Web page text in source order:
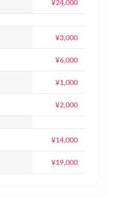
¥24,000
¥3,000
¥6,000
¥1,000
¥2,000
¥14,000
¥19,000